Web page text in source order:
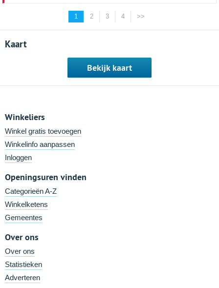
1 2 3 4 >>
Kaart
Bekijk kaart
Winkeliers
Winkel gratis toevoegen
Winkelinfo aanpassen
Inloggen
Openingsuren vinden
Categorieën A-Z
Winkelketens
Gemeentes
Over ons
Over ons
Statistieken
Adverteren